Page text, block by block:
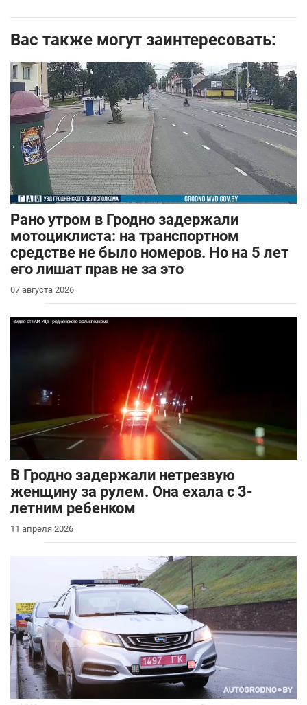
Вас также могут заинтересовать:
Рано утром в Гродно задержали
мотоциклиста: на транспортном
средстве не было номеров. Но на 5 лет
его лишат прав не за это
07 августа 2026
В Гродно задержали нетрезвую
женщину за рулем. Она ехала с 3-
летним ребенком
11 апреля 2026